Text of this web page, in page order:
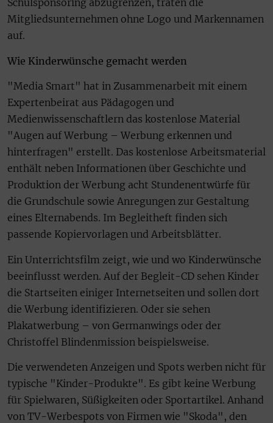
Schulsponsoring abzugrenzen, träten die
Mitgliedsunternehmen ohne Logo und Markennamen
auf.
Wie Kinderwünsche gemacht werden
"Media Smart" hat in Zusammenarbeit mit einem
Expertenbeirat aus Pädagogen und
Medienwissenschaftlern das kostenlose Material
"Augen auf Werbung – Werbung erkennen und
hinterfragen" erstellt. Das kostenlose Arbeitsmaterial
enthält neben Informationen über Geschichte und
Produktion der Werbung acht Stundenentwürfe für
die Grundschule sowie Anregungen zur Gestaltung
eines Elternabends. Im Begleitheft finden sich
passende Kopiervorlagen und Arbeitsblätter.
Ein Unterrichtsfilm zeigt, wie und wo Kinderwünsche
beeinflusst werden. Auf der Begleit-CD sehen Kinder
die Startseiten einiger Internetseiten und sollen dort
die Werbung identifizieren. Oder sie sehen
Plakatwerbung – von Germanwings oder der
Christoffel Blindenmission beispielsweise.
Die verwendeten Anzeigen und Spots werben nicht für
typische "Kinder-Produkte". Es gibt keine Werbung
für Spielwaren, Süßigkeiten oder Sportartikel. Anhand
von TV-Werbespots von Firmen wie "Skoda", den